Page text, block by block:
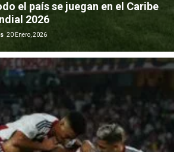
el país se juegan en el Caribe
2026
20 Enero, 2026